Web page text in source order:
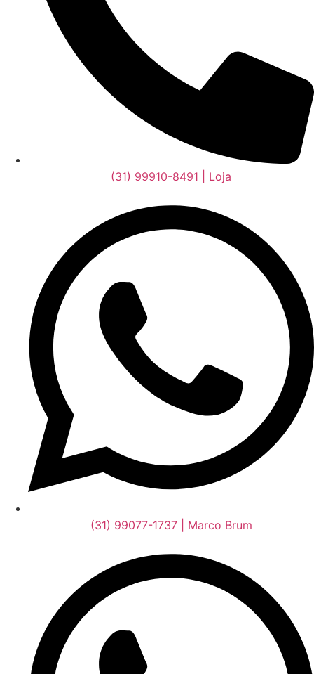
(31) 99910-8491 | Loja
(31) 99077-1737 | Marco Brum